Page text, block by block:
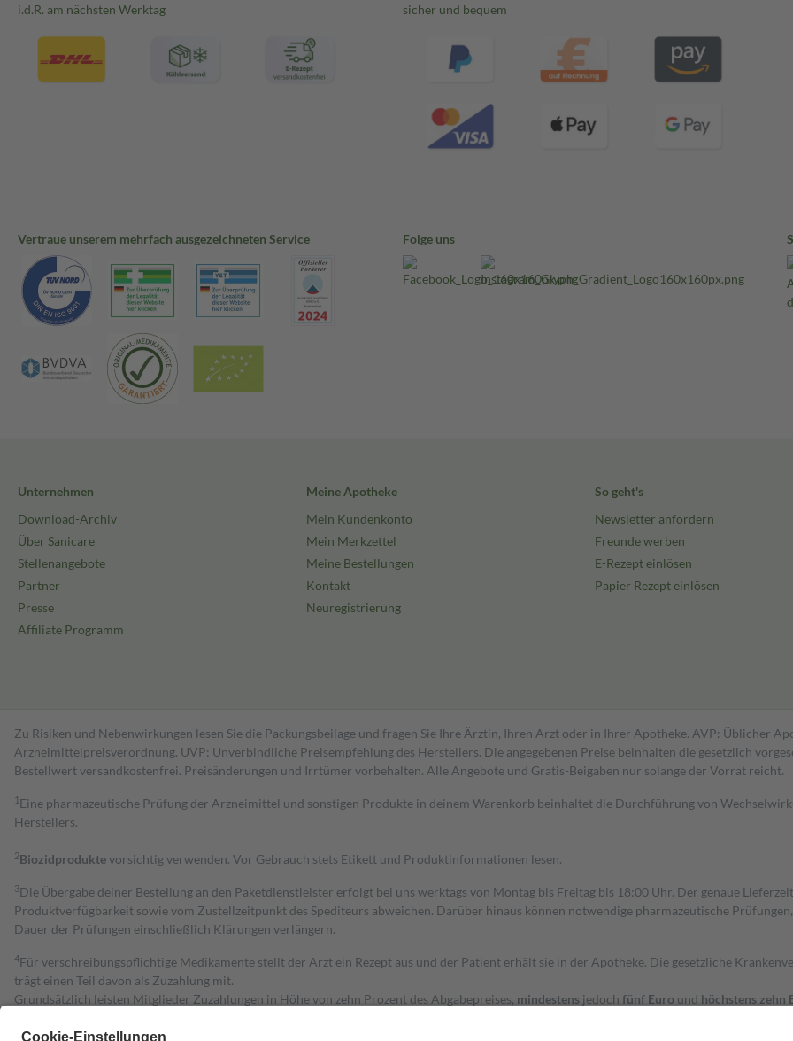
i.d.R. am nächsten Werktag
sicher und bequem
Vertraue unserem mehrfach ausgezeichneten Service Folge uns
Unternehmen
Download-Archiv
Über Sanicare
Stellenangebote
Partner
Presse
Affiliate Programm
Meine Apotheke
Mein Kundenkonto
Mein Merkzettel
Meine Bestellungen
Kontakt
Neuregistrierung
So geht's
Newsletter anfordern
Freunde werben
E-Rezept einlösen
Papier Rezept einlösen
Zu Risiken und Nebenwirkungen lesen Sie die Packungsbeilage und fragen Sie Ihre Ärztin, Ihren Arzt oder in Ihrer Apotheke. AVP: Üblicher
Arzneimittelpreisverordnung. UVP: Unverbindliche Preisempfehlung des Herstellers. Die angegebenen Preise beinhalten die gesetzlich
Bestell­wert versand­kosten­frei. Preisänderungen und Irrtümer vorbehalten. Alle Angebote und Gratis-Beigaben nur solange der Vorrat reicht.
1 Eine pharmazeutische Prüfung der Arzneimittel und sonstigen Produkte in deinem Warenkorb beinhaltet die Durchführung von
Herstellers.
2Biozidproduktevorsichtig verwenden. Vor Gebrauch stets Etikett und Produktinformationen lesen.
3Die Übergabe deiner Bestellung an den Paketdienstleister erfolgt bei uns werktags von Montag bis Freitag bis 18:00 Uhr. Der genaue
Produktverfügbarkeit sowie vom Zustellzeitpunkt des Spediteurs abweichen. Darüber hinaus können notwendige pharmazeutische
Dauer der Prüfungen einschließlich Klärungen verlängern.
4Für verschreibungspflichtige Medikamente stellt der Arzt ein Rezept aus und der Patient erhält sie in der Apotheke. Die gesetzliche
trägt einen Teil davon als Zuzahlung mit.
Grundsätzlich leisten Mitglieder Zuzahlungen in Höhe von zehn Prozent des Abgabepreises, mindestens jedoch fünf Euro und höchstens zehn
Diese Regeln gelten grundsätzlich auch für Online-Apotheken.